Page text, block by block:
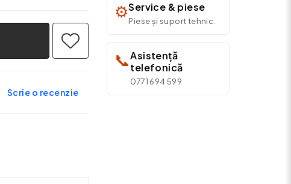
Scrie o recenzie
⚙️Service & piese
Piese și suport tehnic.
📞Asistență
telefonică
0771 694 599